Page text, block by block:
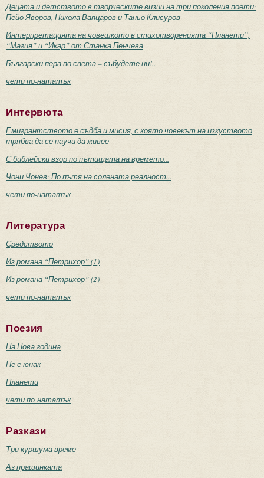
Децата и детството в творческите визии на три поколения поети:
Пейо Яворов, Никола Вапцаров и Таньо Клисуров
Интерпретацията на човешкото в стихотворенията “Планети”,
“Магия” и “Икар” от Станка Пенчева
Български пера по света – събудете ни!..
чети по-нататък
Интервюта
Емигрантството е съдба и мисия, с която човекът на изкуството
трябва да се научи да живее
С библейски взор по пътищата на времето...
Чони Чонев: По пътя на солената реалност...
чети по-нататък
Литература
Средството
Из романа “Петрихор” (1)
Из романа “Петрихор” (2)
чети по-нататък
Поезия
На Нова година
Не е юнак
Планети
чети по-нататък
Разкази
Три куршума време
Аз прашинката